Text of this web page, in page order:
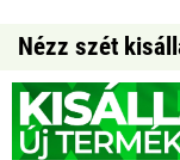
Nézz szét